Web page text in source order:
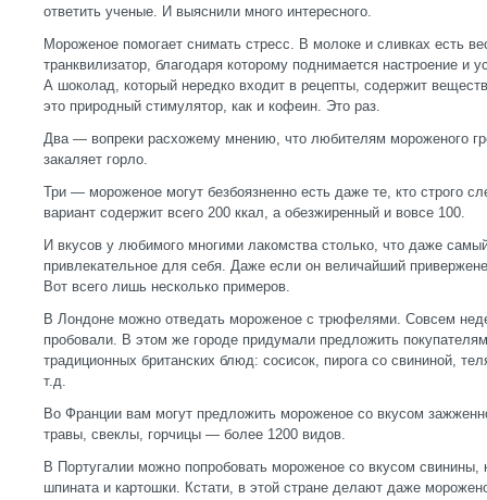
ответить ученые. И выяснили много интересного.
Мороженое помогает снимать стресс. В молоке и сливках есть
транквилизатор, благодаря которому поднимается настроение
А шоколад, который нередко входит в рецепты, содержит
это природный стимулятор, как и кофеин. Это раз.
Два — вопреки расхожему мнению, что любителям мороженого
закаляет горло.
Три — мороженое могут безбоязненно есть даже те, кто строго
вариант содержит всего 200 ккал, а обезжиренный и вовсе 100.
И вкусов у любимого многими лакомства столько, что даже
привлекательное для себя. Даже если он величайший
Вот всего лишь несколько примеров.
В Лондоне можно отведать мороженое с трюфелями. Совсем
пробовали. В этом же городе придумали предложить
традиционных британских блюд: сосисок, пирога со свининой,
т.д.
Во Франции вам могут предложить мороженое со вкусом
травы, свеклы, горчицы — более 1200 видов.
В Португалии можно попробовать мороженое со вкусом свинины,
шпината и картошки. Кстати, в этой стране делают даже